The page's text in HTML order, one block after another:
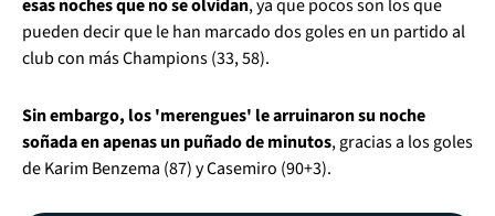
esas noches que no se olvidan, ya que pocos son los que
pueden decir que le han marcado dos goles en un partido al
club con más Champions (33, 58).
Sin embargo, los 'merengues' le arruinaron su noche
soñada en apenas un puñado de minutos, gracias a los goles
de Karim Benzema (87) y Casemiro (90+3).